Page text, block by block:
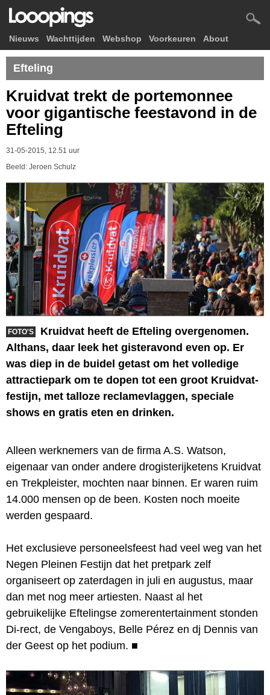
Nieuws Wachttijden Webshop Voorkeuren About
Efteling
Kruidvat trekt de portemonnee
voor gigantische feestavond in de
Efteling
31-05-2015, 12.51 uur
Beeld: Jeroen Schulz
FOTO'S
Kruidvat heeft de Efteling overgenomen.
Althans, daar leek het gisteravond even op. Er
was diep in de buidel getast om het volledige
attractiepark om te dopen tot een groot Kruidvat-
festijn, met talloze reclamevlaggen, speciale
shows en gratis eten en drinken.
Alleen werknemers van de firma A.S. Watson,
eigenaar van onder andere drogisterijketens Kruidvat
en Trekpleister, mochten naar binnen. Er waren ruim
14.000 mensen op de been. Kosten noch moeite
werden gespaard.
Het exclusieve personeelsfeest had veel weg van het
Negen Pleinen Festijn dat het pretpark zelf
organiseert op zaterdagen in juli en augustus, maar
dan met nog meer artiesten. Naast al het
gebruikelijke Eftelingse zomerentertainment stonden
Di-rect, de Vengaboys, Belle Pérez en dj Dennis van
der Geest op het podium. ■